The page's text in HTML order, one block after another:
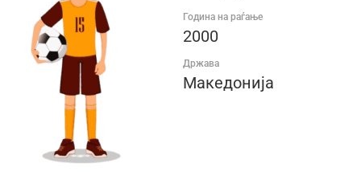
Година на раѓање
2000
Држава
Македонија